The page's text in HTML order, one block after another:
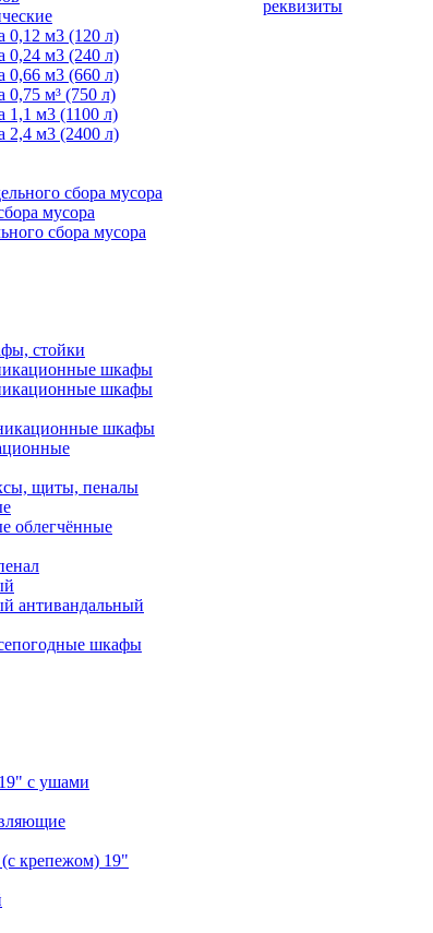
0,12 м3 (120 л)
0,24 м3 (240 л)
0,66 м3 (660 л)
0,75 м³ (750 л)
1,1 м3 (1100 л)
2,4 м3 (2400 л)
сбора мусора
мусора
сбора мусора
стойки
шкафы
шкафы
шкафы
щиты, пеналы
облегчённые
антивандальный
шкафы
с ушами
крепежом) 19"
реквизиты